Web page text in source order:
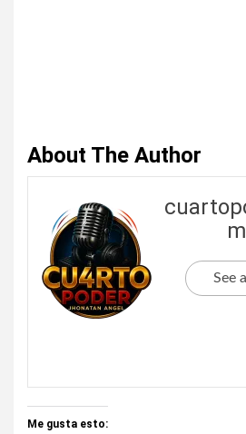
About The Author
See
Me gusta esto: